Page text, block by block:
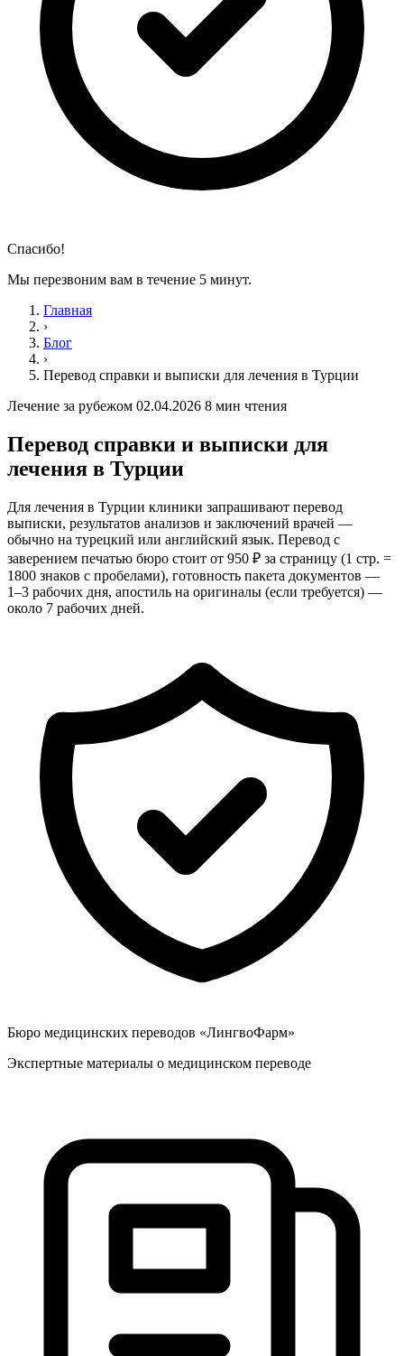
Спасибо!
Мы перезвоним вам в течение 5 минут.
Главная
›
Блог
›
Перевод справки и выписки для лечения в Турции
Лечение за рубежом 02.04.2026 8 мин чтения
Перевод справки и выписки для
лечения в Турции
Для лечения в Турции клиники запрашивают перевод
выписки, результатов анализов и заключений врачей —
обычно на турецкий или английский язык. Перевод с
заверением печатью бюро стоит от 950 ₽ за страницу (1 стр. =
1800 знаков с пробелами), готовность пакета документов —
1–3 рабочих дня, апостиль на оригиналы (если требуется) —
около 7 рабочих дней.
Бюро медицинских переводов «ЛингвоФарм»
Экспертные материалы о медицинском переводе